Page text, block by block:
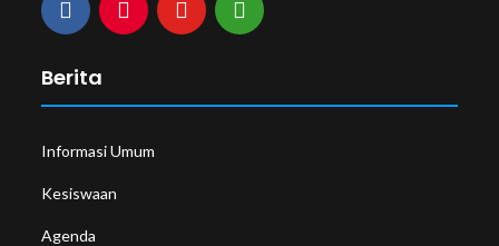
Berita
Informasi Umum
Kesiswaan
Agenda